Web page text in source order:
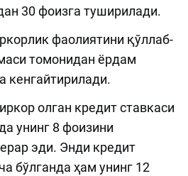
30 фоизга туширилади.
фаолиятини қўллаб-
томонидан ёрдам
кенгайтирилади.
олган кредит ставкаси
унинг 8 фоизини
эди. Энди кредит
бўлганда ҳам унинг 12